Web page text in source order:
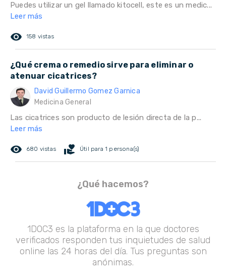
Puedes utilizar un gel llamado kitocell, este es un medic...
Leer más
remove_red_eye 158 vistas
¿Qué crema o remedio sirve para eliminar o
atenuar cicatrices?
David Guillermo Gomez Garnica
Medicina General
Las cicatrices son producto de lesión directa de la p...
Leer más
remove_red_eye 680 vistas volunteer_activism Útil para 1 persona(s)
¿Qué hacemos?
1DOC3 es la plataforma en la que doctores
verificados responden tus inquietudes de salud
online las 24 horas del día. Tus preguntas son
anónimas.